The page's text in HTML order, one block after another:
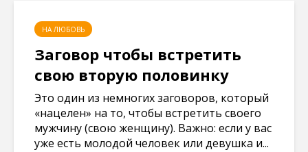
НА ЛЮБОВЬ
Заговор чтобы встретить
свою вторую половинку
Это один из немногих заговоров, который
«нацелен» на то, чтобы встретить своего
мужчину (свою женщину). Важно: если у вас
уже есть молодой человек или девушка и...